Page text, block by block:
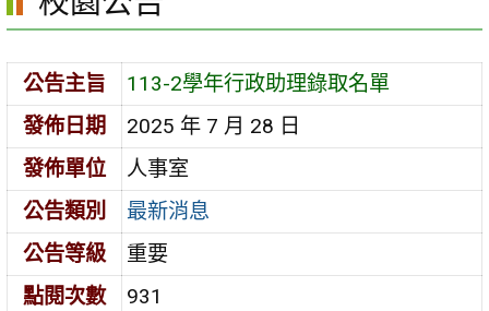
區
公告主旨
113-2學年行政助理錄取名單
發佈日期
2025 年 7 月 28 日
發佈單位
人事室
公告類別
最新消息
公告等級
重要
點閱次數
931